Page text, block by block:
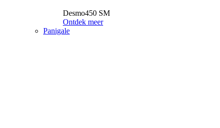
Desmo450 SM
Ontdek meer
Panigale